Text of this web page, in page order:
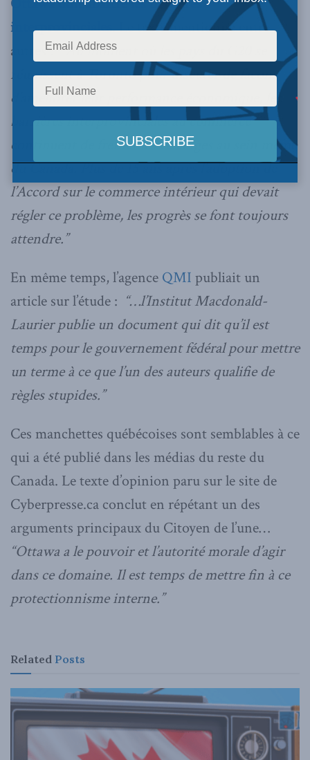
interprovinciales. Le texte mentionne entre
autres :“Au moment où les pays du G20 se
réunissent à Toronto pour discuter de façons
d’améliorer leur performance économique, les
barrières interprovinciales au commerce
continuent de freiner les échanges au sein même
du Canada. Plus de 15 ans après l’adoption de
l’Accord sur le commerce intérieur qui devait
régler ce problème, les progrès se font toujours
attendre.”
En même temps, l’agence QMI publiait un
article sur l’étude : “…l’Institut Macdonald-
Laurier publie un document qui dit qu’il est
temps pour le gouvernement fédéral pour mettre
un terme à ce que l’un des auteurs qualifie de
règles stupides.”
Ces manchettes québécoises sont semblables à ce
qui a été publié dans les médias du reste du
Canada. Le texte d’opinion paru sur le site de
Cyberpresse.ca conclut en répétant un des
arguments principaux du Citoyen de l’une…
“Ottawa a le pouvoir et l’autorité morale d’agir
dans ce domaine. Il est temps de mettre fin à ce
protectionnisme interne.”
Related Posts